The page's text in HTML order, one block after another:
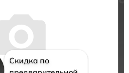
Скидка по